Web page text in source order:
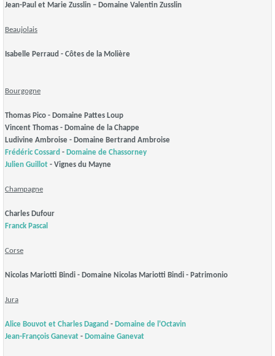
Jean-Paul et Marie Zusslin – Domaine Valentin Zusslin
Beaujolais
Isabelle Perraud - Côtes de la Molière
Bourgogne
Thomas Pico - Domaine Pattes Loup
Vincent Thomas - Domaine de la Chappe
Ludivine Ambroise - Domaine Bertrand Ambroise
Frédéric Cossard - Domaine de Chassorney
Julien Guillot - Vignes du Mayne
Champagne
Charles Dufour
Franck Pascal
Corse
Nicolas Mariotti Bindi - Domaine Nicolas Mariotti Bindi - Patrimonio
Jura
Alice Bouvot et Charles Dagand - Domaine de l'Octavin
Jean-François Ganevat - Domaine Ganevat